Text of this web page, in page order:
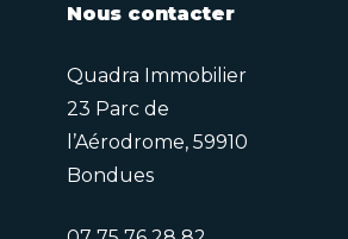
Nous contacter
Quadra Immobilier
23 Parc de
l’Aérodrome, 59910
Bondues